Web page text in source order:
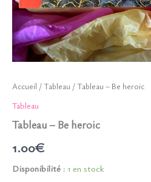
Accueil /Tableau / Tableau – Be heroic
Tableau
Tableau – Be heroic
1.00€
Disponibilité : 1 en stock